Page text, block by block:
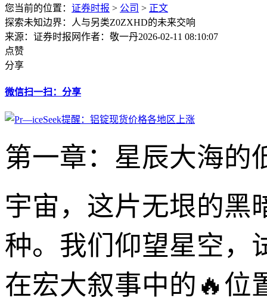
您当前的位置： 证券时报 > 公司 > 正文
探索未知边界：人与另类Z0ZXHD的未来交响
来源：证券时报网作者：敬一丹2026-02-11 08:10:07
点赞
分享
微信扫一扫：分享
第一章：星辰大海
宇宙，这片无垠的黑
种。我们仰望星空，
在宏大叙事中的🔥位